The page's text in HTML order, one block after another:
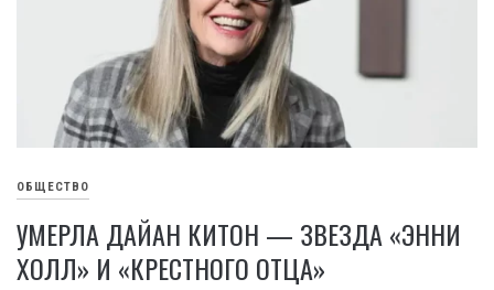
ОБЩЕСТВО
УМЕРЛА ДАЙАН КИТОН — ЗВЕЗДА «ЭННИ
ХОЛЛ» И «КРЕСТНОГО ОТЦА»